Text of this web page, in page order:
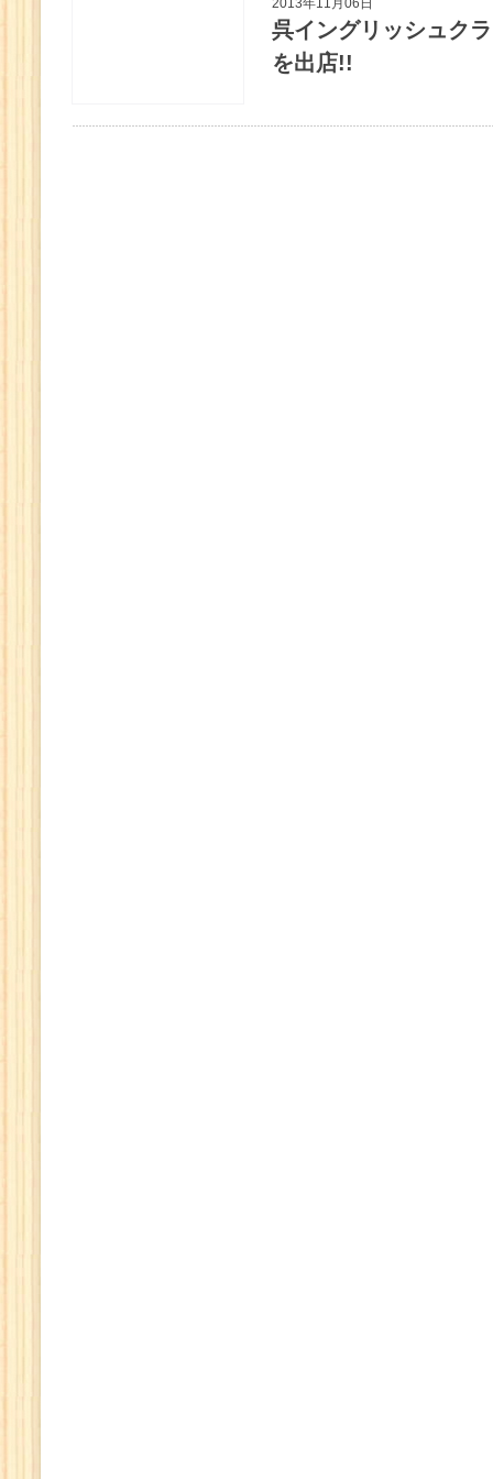
2013年11月06日
呉イングリッシュク
を出店!!